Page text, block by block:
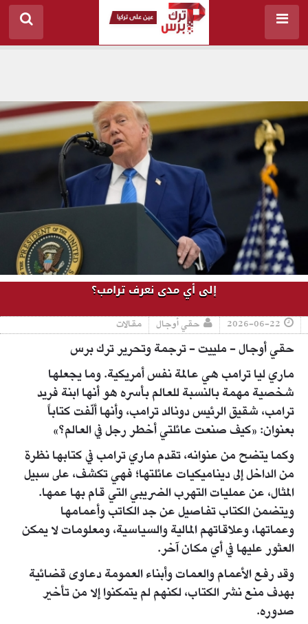
إلى أي مدى نعرف ترامب؟
2026-06-22 حقي أوجال مقالات
حقي أوجال - ملييت - ترجمة وتحرير ترك برس
ماري ليا ترامب هي عالمة نفس أمريكية. وما يجعلها
شخصية مهمة بالنسبة للعالم بأسره هو أنها ابنة فريد
ترامب، شقيق الرئيس دونالد ترامب، وأنها ألّفت كتاباً
بعنوان: «كيف صنعت عائلتي أخطر رجل في العالم؟»
وكما يتضح من عنوانه، تقدم ماري ترامب في كتابها نظرة
من الداخل إلى ديناميكيات عائلتها؛ فهي تكشف، على سبيل
المثال، عن عمليات التهرب الضريبي التي قام بها عمها.
ويتضمن الكتاب تفاصيل عن جد الكاتب وأعمامها
وعماتها، وعلاقاتهم المالية والسياسية، ومعلومات لا يمكن
العثور عليها في أي مكان آخر.
وقد رفع الأعمام والعمات وأبناء العمومة دعاوى قضائية
بهدف منع نشر الكتاب، لكنهم لم يتمكنوا إلا من تأخير
صدوره.